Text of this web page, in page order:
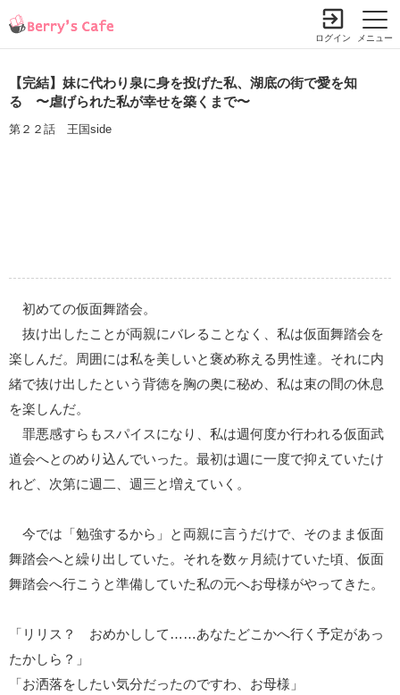
メニュー
ログイン
【完結】妹に代わり泉に身を投げた私、湖底の街で愛を知
る 〜虐げられた私が幸せを築くまで〜
第２２話 王国side
初めての仮面舞踏会。
抜け出したことが両親にバレることなく、私は仮面舞踏会を
楽しんだ。周囲には私を美しいと褒め称える男性達。それに内
緒で抜け出したという背徳を胸の奥に秘め、私は束の間の休息
を楽しんだ。
罪悪感すらもスパイスになり、私は週何度か行われる仮面武
道会へとのめり込んでいった。最初は週に一度で抑えていたけ
れど、次第に週二、週三と増えていく。
今では「勉強するから」と両親に言うだけで、そのまま仮面
舞踏会へと繰り出していた。それを数ヶ月続けていた頃、仮面
舞踏会へ行こうと準備していた私の元へお母様がやってきた。
「リリス？ おめかしして……あなたどこかへ行く予定があっ
たかしら？」
「お洒落をしたい気分だったのですわ、お母様」